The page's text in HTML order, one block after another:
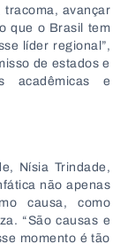
tracoma, avançar
que o Brasil tem
líder regional”,
de estados e
acadêmicas e
Nísia Trindade,
não apenas
causa, como
“São causas e
momento é tão